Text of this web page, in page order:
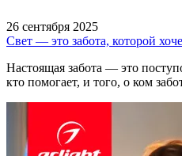
26 сентября 2025
Свет — это забота, которой
Настоящая забота — это
кто помогает, и того, о ком